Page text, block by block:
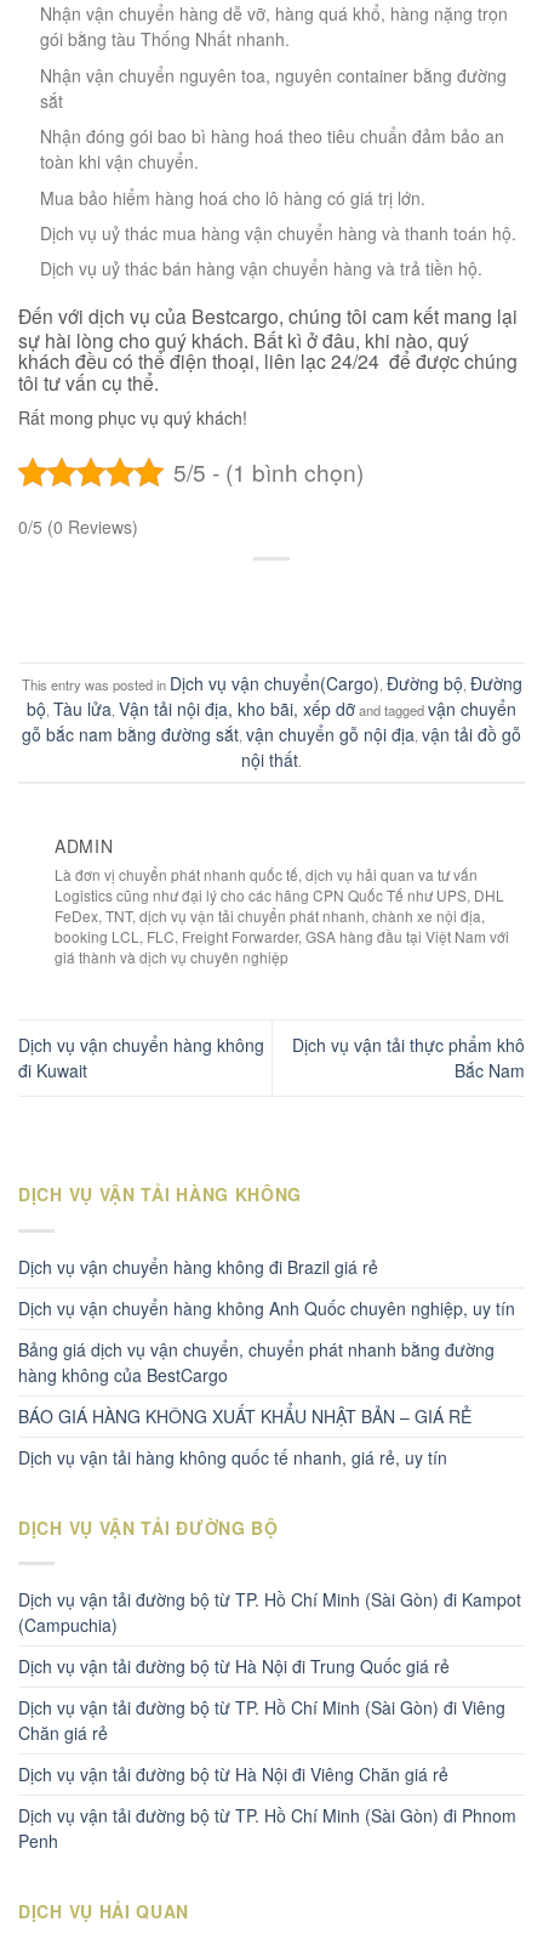
Nhận vận chuyển hàng dễ vỡ, hàng quá khổ, hàng nặng trọn
gói bằng tàu Thống Nhất nhanh.
Nhận vận chuyển nguyên toa, nguyên container bằng đường
sắt
Nhận đóng gói bao bì hàng hoá theo tiêu chuẩn đảm bảo an
toàn khi vận chuyển.
Mua bảo hiểm hàng hoá cho lô hàng có giá trị lớn.
Dịch vụ uỷ thác mua hàng vận chuyển hàng và thanh toán hộ.
Dịch vụ uỷ thác bán hàng vận chuyển hàng và trả tiền hộ.
Đến với dịch vụ của Bestcargo, chúng tôi cam kết mang lại
sự hài lòng cho quý khách. Bất kì ở đâu, khi nào, quý
khách đều có thể điện thoại, liên lạc 24/24 để được chúng
tôi tư vấn cụ thể.
Rất mong phục vụ quý khách!
5/5 - (1 bình chọn)
0/5 (0 Reviews)
This entry was posted in Dịch vụ vận chuyển(Cargo) Đường bộ Đường
bộ Tàu lửa Vận tải nội địa, kho bãi, xếp dỡand taggedvận chuyển
gỗ bắc nam bằng đường sắt vận chuyển gỗ nội địa vận tải đồ gỗ
nội thất
ADMIN
Là đơn vị chuyển phát nhanh quốc tế, dịch vụ hải quan va tư vấn
Logistics cũng như đại lý cho các hãng CPN Quốc Tế như UPS, DHL
FeDex, TNT, dịch vụ vận tải chuyển phát nhanh, chành xe nội địa,
booking LCL, FLC, Freight Forwarder, GSA hàng đầu tại Việt Nam với
giá thành và dịch vụ chuyên nghiệp
Dịch vụ vận chuyển hàng không
đi Kuwait
Dịch vụ vận tải thực phẩm khô
Bắc Nam
DỊCH VỤ VẬN TẢI HÀNG KHÔNG
Dịch vụ vận chuyển hàng không đi Brazil giá rẻ
Dịch vụ vận chuyển hàng không Anh Quốc chuyên nghiệp, uy tín
Bảng giá dịch vụ vận chuyển, chuyển phát nhanh bằng đường
hàng không của BestCargo
BÁO GIÁ HÀNG KHÔNG XUẤT KHẨU NHẬT BẢN – GIÁ RẺ
Dịch vụ vận tải hàng không quốc tế nhanh, giá rẻ, uy tín
DỊCH VỤ VẬN TẢI ĐƯỜNG BỘ
Dịch vụ vận tải đường bộ từ TP. Hồ Chí Minh (Sài Gòn) đi Kampot
(Campuchia)
Dịch vụ vận tải đường bộ từ Hà Nội đi Trung Quốc giá rẻ
Dịch vụ vận tải đường bộ từ TP. Hồ Chí Minh (Sài Gòn) đi Viêng
Chăn giá rẻ
Dịch vụ vận tải đường bộ từ Hà Nội đi Viêng Chăn giá rẻ
Dịch vụ vận tải đường bộ từ TP. Hồ Chí Minh (Sài Gòn) đi Phnom
Penh
DỊCH VỤ HẢI QUAN